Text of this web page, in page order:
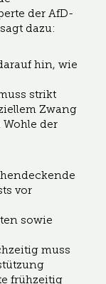
der AfD-
dazu:
hin, wie
strikt
Zwang
der
vor
sowie
muss
frühzeitig